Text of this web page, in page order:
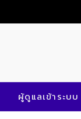
ผู้ดูแลเข้าระบบ